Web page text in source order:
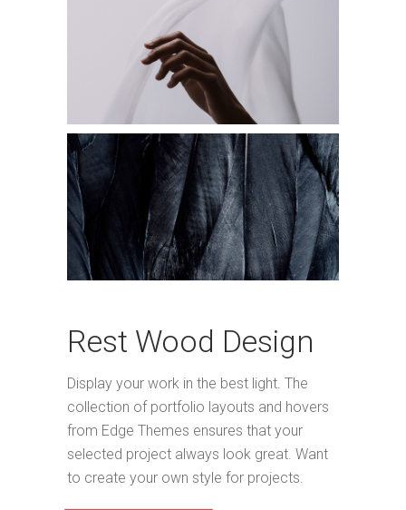
Rest Wood Design
Display your work in the best light. The
collection of portfolio layouts and hovers
from Edge Themes ensures that your
selected project always look great. Want
to create your own style for projects.